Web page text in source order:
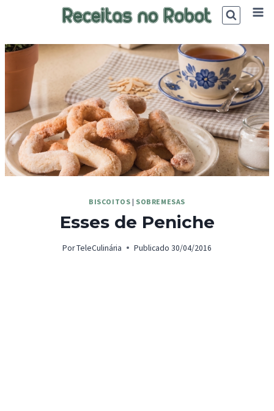
BISCOITOS | SOBREMESAS
Esses de Peniche
PorTeleCulinária Publicado 30/04/2016